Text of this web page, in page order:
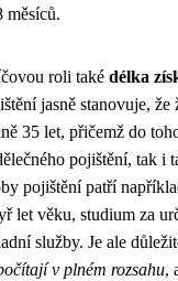
měsíců.
roli také délka
jasně stanovuje, že
35 let, přičemž do
pojištění, tak i
pojištění patří
let věku, studium za
služby. Je ale
v plném rozsahu,